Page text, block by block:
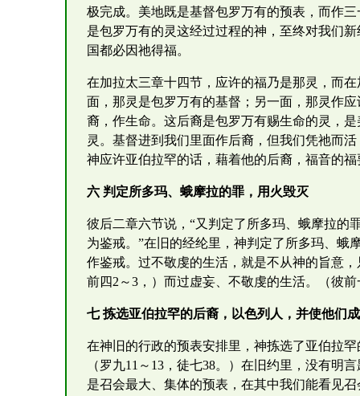
极完成。美地既是基督包罗万有的预表，而作
是包罗万有的灵这经过过程的神，至终对我们
国都必因祂得福。
在加拉太三章十四节，应许的福乃是那灵，而
面，那灵是包罗万有的基督；另一面，那灵作
裔，作生命。这后裔是包罗万有赐生命的灵，
灵。基督进到我们里面作后裔，但我们凭祂而
神应许亚伯拉罕的话，藉着他的后裔，福音的
六 判定所多玛、蛾摩拉的罪，用火毁灭
彼后二章六节说，“又判定了所多玛、蛾摩拉的
为鉴戒。”在旧的经纶里，神判定了所多玛、蛾
作鉴戒。过不敬虔的生活，就是不从神的旨意
前四2～3，）而过虚妄、不敬虔的生活。（彼
七 拣选亚伯拉罕的后裔，以色列人，并使他们
在神旧的行政的预表安排里，神拣选了亚伯拉
（罗九11～13，徒七38。）在旧约里，没有明
是召会最大、集体的预表，在其中我们能看见